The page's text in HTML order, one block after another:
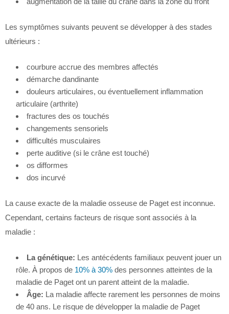
Les symptômes suivants peuvent se développer à des stades
ultérieurs :
courbure accrue des membres affectés
démarche dandinante
douleurs articulaires, ou éventuellement inflammation
articulaire (arthrite)
fractures des os touchés
changements sensoriels
difficultés musculaires
perte auditive (si le crâne est touché)
os difformes
dos incurvé
La cause exacte de la maladie osseuse de Paget est inconnue.
Cependant, certains facteurs de risque sont associés à la
maladie :
La génétique: Les antécédents familiaux peuvent jouer un
rôle. À propos de 10% à 30% des personnes atteintes de la
maladie de Paget ont un parent atteint de la maladie.
Âge: La maladie affecte rarement les personnes de moins
de 40 ans. Le risque de développer la maladie de Paget